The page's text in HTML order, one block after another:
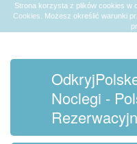
Strona korzysta z plików cookies w
Cookies . Możesz określić warunki
Noclegi -